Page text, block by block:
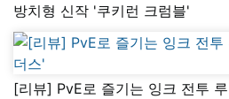
방치형 신작 '쿠키런 크럼블'
[리뷰] PvE로 즐기는 잉크 전투